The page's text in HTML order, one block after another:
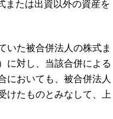
または出資以外の資産を
いた被合併法人の株式ま
に対し、当該合併による
においても、被合併法人
けたものとみなして、上